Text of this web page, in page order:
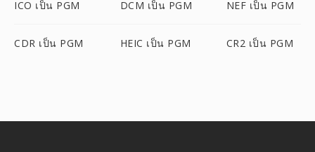
ICO เป็น PGM DCM เป็น PGM NEF เป็น PGM
CDR เป็น PGM HEIC เป็น PGM CR2 เป็น PGM